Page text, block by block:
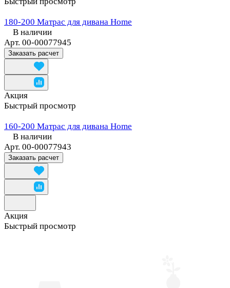
180-200 Матрас для дивана Home
В наличии
Арт. 00-00077945
Заказать расчет
Акция
Быстрый просмотр
160-200 Матрас для дивана Home
В наличии
Арт. 00-00077943
Заказать расчет
Акция
Быстрый просмотр